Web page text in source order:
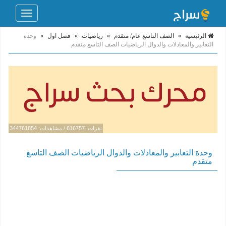
Toggle
الرئيسية » الصف التاسع عام/ متقدم » رياضيات » فصل اول »
وحدة
التعابير والمعادلات والدوال الرياضيات الصف التاسع متقدم
نقرات: 616757 / مشاهدات: 344761854
وحدة التعابير والمعادلات والدوال الرياضيات الصف التاسع
متقدم